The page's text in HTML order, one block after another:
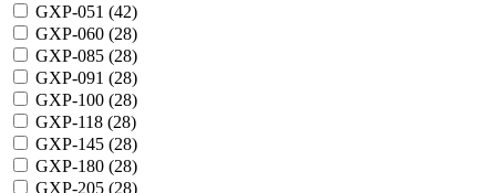
GXP-051 (42)
GXP-060 (28)
GXP-085 (28)
GXP-091 (28)
GXP-100 (28)
GXP-118 (28)
GXP-145 (28)
GXP-180 (28)
GXP-205 (28)